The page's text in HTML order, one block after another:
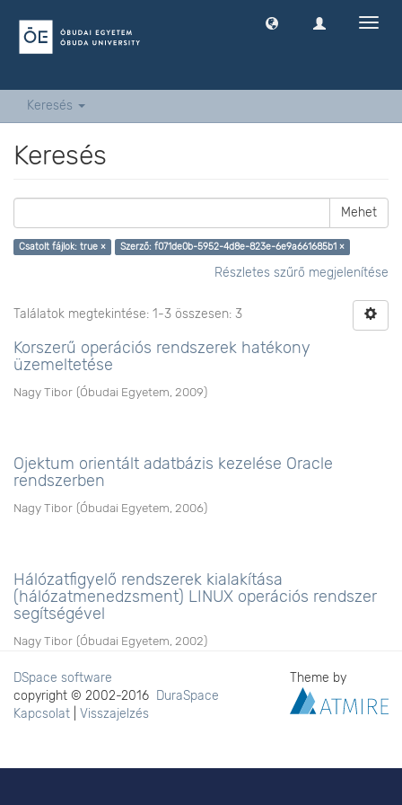
Keresés
Keresés
Mehet
Csatolt fájlok: true × Szerző: f071de0b-5952-4d8e-823e-6e9a661685b1 ×
Részletes szűrő megjelenítése
Találatok megtekintése: 1-3 összesen: 3
Korszerű operációs rendszerek hatékony
üzemeltetése
Nagy Tibor (Óbudai Egyetem 2009)
Ojektum orientált adatbázis kezelése Oracle
rendszerben
Nagy Tibor (Óbudai Egyetem 2006)
Hálózatfigyelő rendszerek kialakítása
(hálózatmenedzsment) LINUX operációs rendszer
segítségével
Nagy Tibor (Óbudai Egyetem 2002)
DSpace software
copyright © 2002-2016 DuraSpace
Kapcsolat
Visszajelzés
Theme by